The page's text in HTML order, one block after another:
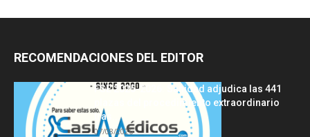
RECOMENDACIONES DEL EDITOR
FSE 2025-2026: Sanidad adjudica las 441
plazas del procedimiento extraordinario
tras...
07/08/2026